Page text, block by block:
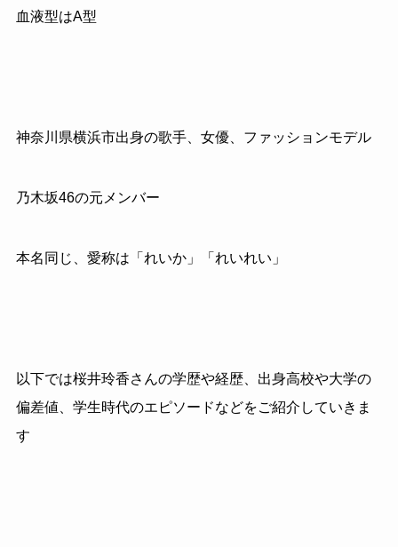
血液型はA型
神奈川県横浜市出身の歌手、女優、ファッションモデル
乃木坂46の元メンバー
本名同じ、愛称は「れいか」「れいれい」
以下では桜井玲香さんの学歴や経歴、出身高校や大学の
偏差値、学生時代のエピソードなどをご紹介していきま
す